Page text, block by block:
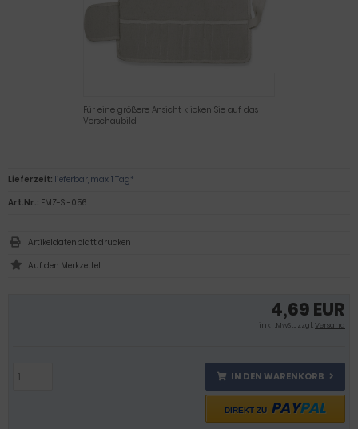
Für eine größere Ansicht klicken Sie auf das
Vorschaubild
4,69 EUR
inkl .MwSt., zzgl.Versand
IN DEN WARENKORB
DIREKT ZU PAYPAL
Lieferzeit: lieferbar, max. 1 Tag*
Art.Nr.: FMZ-SI-056
Artikeldatenblatt drucken